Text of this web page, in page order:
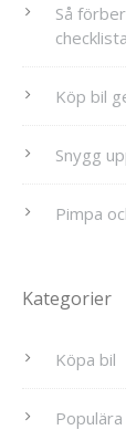
Så
checklista
Köp bil
Snygg
Pimpa
Kategorier
Köpa bil